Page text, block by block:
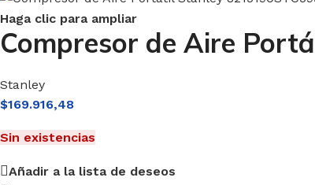
Haga clic para ampliar
Compresor de Aire
Stanley
$169.916,48
Sin existencias
Añadir a la lista de deseos